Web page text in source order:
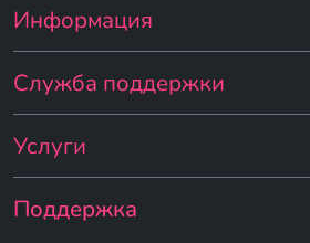
Информация
Служба поддержки
Услуги
Поддержка